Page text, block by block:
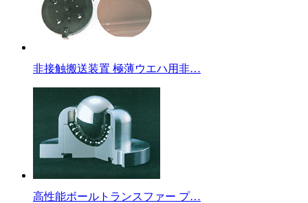
非接触搬送装置 極薄ウエハ用非…
高性能ボールトランスファー プ…